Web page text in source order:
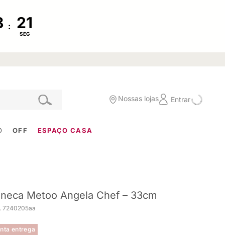
:
SEG
Nossas lojas Entrar
OFF ESPAÇO CASA
Metoo Angela Chef – 33cm
7240205aa
entrega